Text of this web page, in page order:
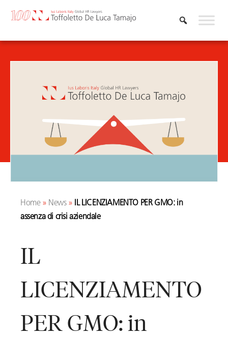
Home» News»
IL LICENZIAMENTO PER GMO: in
assenza di crisi aziendale
IL
LICENZIAMENTO
PER GMO: in